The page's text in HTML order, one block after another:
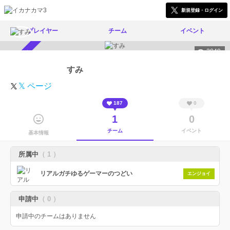
新規登録・ログイン
プレイヤー チーム イベント
2049
すみ
𝕏 ページ
基本情報
187
1
チーム
0
0
イベント
所属中 （ 1 ）
リアルガチゆるゲーマーのつどい エンジョイ
申請中 （ 0 ）
申請中のチームはありません